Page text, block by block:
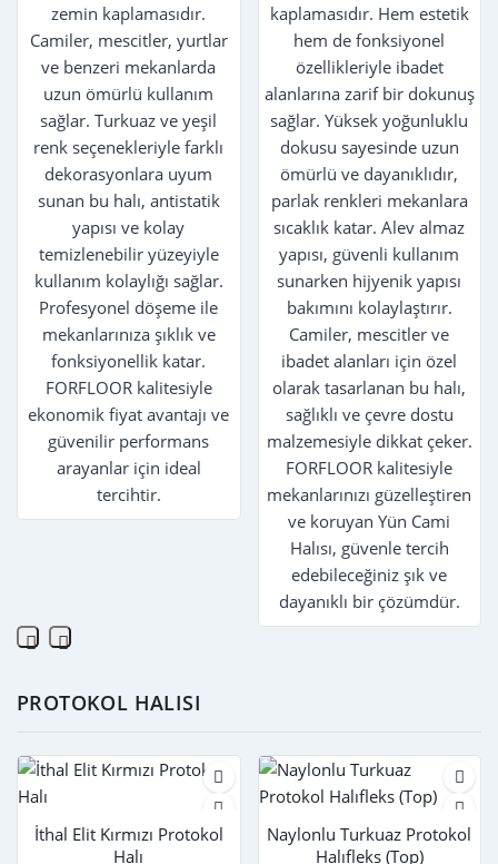
zemin kaplamasıdır.
Camiler, mescitler, yurtlar
ve benzeri mekanlarda
uzun ömürlü kullanım
sağlar. Turkuaz ve yeşil
renk seçenekleriyle farklı
dekorasyonlara uyum
sunan bu halı, antistatik
yapısı ve kolay
temizlenebilir yüzeyiyle
kullanım kolaylığı sağlar.
Profesyonel döşeme ile
mekanlarınıza şıklık ve
fonksiyonellik katar.
FORFLOOR kalitesiyle
ekonomik fiyat avantajı ve
güvenilir performans
arayanlar için ideal
tercihtir.
kaplamasıdır. Hem estetik
hem de fonksiyonel
özellikleriyle ibadet
alanlarına zarif bir dokunuş
sağlar. Yüksek yoğunluklu
dokusu sayesinde uzun
ömürlü ve dayanıklıdır,
parlak renkleri mekanlara
sıcaklık katar. Alev almaz
yapısı, güvenli kullanım
sunarken hijyenik yapısı
bakımını kolaylaştırır.
Camiler, mescitler ve
ibadet alanları için özel
olarak tasarlanan bu halı,
sağlıklı ve çevre dostu
malzemesiyle dikkat çeker.
FORFLOOR kalitesiyle
mekanlarınızı güzelleştiren
ve koruyan Yün Cami
Halısı, güvenle tercih
edebileceğiniz şık ve
dayanıklı bir çözümdür.
PROTOKOL HALISI
İthal Elit Kırmızı Protokol
Halı
Naylonlu Turkuaz Protokol
Halıfleks (Top)